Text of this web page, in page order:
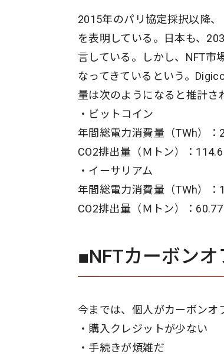
2015年のパリ協定採択以降
を表明している。日本も、
言している。しかし、NFT市
なってきているという。
量は次のようになると推計さ
・ビットコイン
年間総電力消費量（TWh）：
CO2排出量（Ｍトン）：114.6
・イーサリアム
年間総電力消費量（TWh）：
CO2排出量（Ｍトン）：60.77
■NFTカーボン
今までは、個人がカーボンオ
・購入クレジットが少ない
・手続きが煩雑だ